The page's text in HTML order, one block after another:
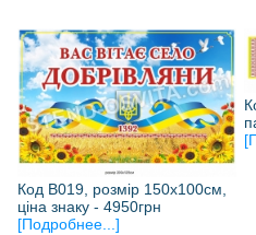
Код В019, розмір 150х100см,
ціна знаку - 4950грн
[Подробнее...]